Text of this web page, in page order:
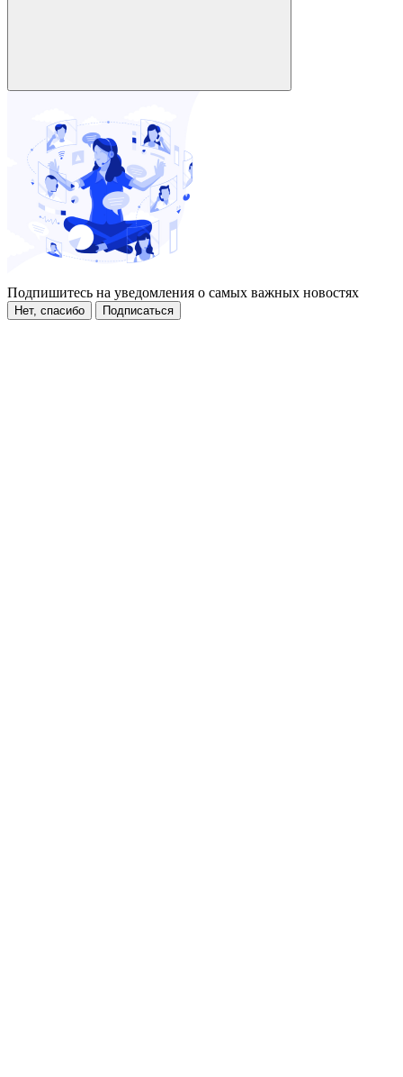
Подпишитесь на уведомления о самых важных новостях
Нет, спасибо Подписаться